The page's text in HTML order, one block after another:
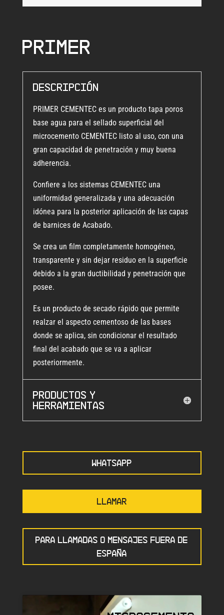
Primer
Descripción
PRIMER CEMENTEC es un producto tapa poros
base agua para el sellado superficial del
microcemento CEMENTEC listo al uso, con una
gran capacidad de penetración y muy buena
adherencia.
Confiere a los sistemas CEMENTEC una
uniformidad generalizada y una adecuación
idónea para la posterior aplicación de las capas
de barnices de Acabado.
Se crea un film completamente homogéneo,
transparente y sin dejar residuo en la superficie
debido a la gran ductibilidad y penetración que
posee.
Es un producto de secado rápido que permite
realzar el aspecto cementoso de las bases
donde se aplica, sin condicionar el resultado
final del acabado que se va a aplicar
posteriormente.
Productos y
herramientas
WHATSAPP
LLAMAR
PARA LLAMADAS O MENSAJES FUERA DE
ESPAÑA